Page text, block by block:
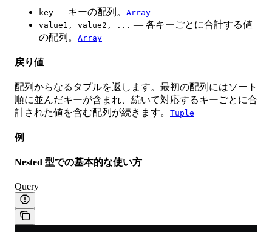
key — キーの配列。 Array
value1, value2, ... — 各キーごとに合計する値
の配列。 Array
戻り値
配列からなるタプルを返します。最初の配列にはソート
順に並んだキーが含まれ、続いて対応するキーごとに合
計された値を含む配列が続きます。 Tuple
例
Nested 型での基本的な使い方
Query